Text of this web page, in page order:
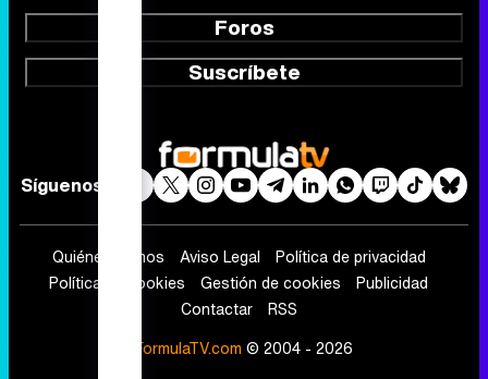
Foros
Suscríbete
Síguenos
Quiénes somos Aviso Legal
Política de privacidad
Política de cookies
Gestión de cookies
Publicidad
Contactar
RSS
FormulaTV.com © 2004 - 2026